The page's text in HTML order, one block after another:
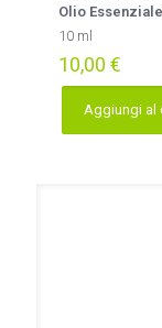
Olio Essenziale
10 ml
10,00 €
Aggiungi al